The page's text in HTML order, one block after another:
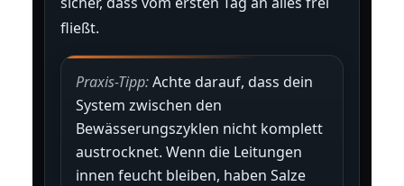
fließt.
Praxis-Tipp:Achte darauf, dass dein
System zwischen den
Bewässerungszyklen nicht komplett
austrocknet. Wenn die Leitungen
innen feucht bleiben, haben Salze